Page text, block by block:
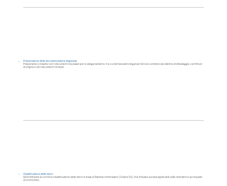
Preparazione della documentazione doganale
Prepariamo e inviamo tutti i documenti necessari per lo sdoganamento, tra cui dichiarazioni doganali, fatture commerciali, distinte di imballaggio, certificati
di origine e altri documenti richiesti.
Classificazione delle merci
Determiniamo la corretta classificazione delle merci in base al Sistema Armonizzato (Codice SA), che influisce sui dazi applicabili, sulle restrizioni e sui requisiti
di conformità.